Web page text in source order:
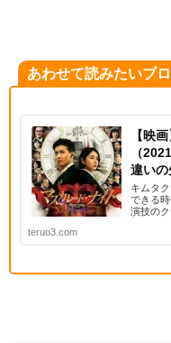
あわせて読みたいブ
【映
（
違い
キムタ
できる
演技の
teruo3.com